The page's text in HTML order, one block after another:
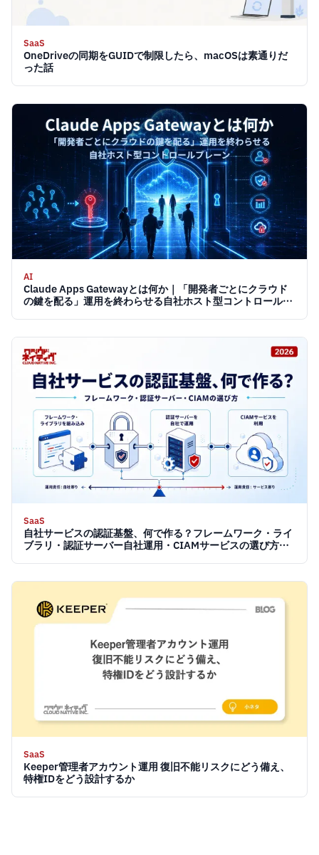
SaaS
OneDriveの同期をGUIDで制限したら、macOSは素通りだ
った話
AI
Claude Apps Gatewayとは何か｜「開発者ごとにクラウド
の鍵を配る」運用を終わらせる自社ホスト型コントロールプ
SaaS
自社サービスの認証基盤、何で作る？フレームワーク・ライ
ブラリ・認証サーバー自社運用・CIAMサービスの選び方
SaaS
Keeper管理者アカウント運用 復旧不能リスクにどう備え、
特権IDをどう設計するか